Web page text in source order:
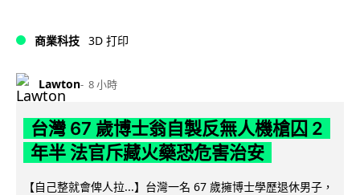
商業科技 3D 打印
Lawton 8 小時
台灣 67 歲博士翁自製反無人機槍囚 2
年半 法官斥藏火藥恐危害治安
【自己整就會俾人拉...】台灣一名 67 歲擁博士學歷退休男子，